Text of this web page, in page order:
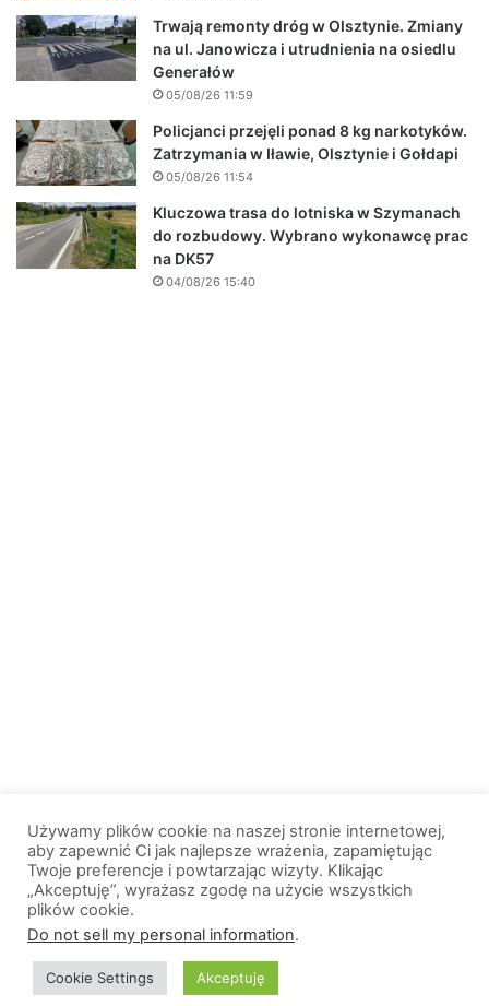
Trwają remonty dróg w Olsztynie. Zmiany
na ul. Janowicza i utrudnienia na osiedlu
Generałów
05/08/26 11:59
Policjanci przejęli ponad 8 kg narkotyków.
Zatrzymania w Iławie, Olsztynie i Gołdapi
05/08/26 11:54
Kluczowa trasa do lotniska w Szymanach
do rozbudowy. Wybrano wykonawcę prac
na DK57
04/08/26 15:40
© 2013-2026, All Rights Reserved. Wszelkie prawa zastrzeżone. |
O nas
Logo portalu Polityka prywatności
Używamy plików cookie na naszej stronie internetowej,
aby zapewnić Ci jak najlepsze wrażenia, zapamiętując
Twoje preferencje i powtarzając wizyty. Klikając
„Akceptuję”, wyrażasz zgodę na użycie wszystkich
plików cookie.
Do not sell my personal information.
Cookie Settings Akceptuję